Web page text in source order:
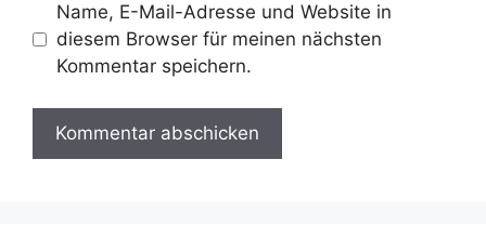
Name, E-Mail-Adresse und Website in
diesem Browser für meinen nächsten
Kommentar speichern.